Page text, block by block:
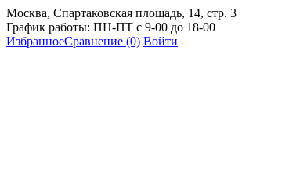
Москва, Спартаковская площадь, 14, стр. 3
График работы: ПН-ПТ с 9-00 до 18-00
ИзбранноеСравнение (0) Войти